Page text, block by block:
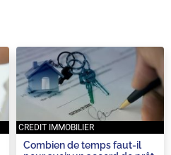
Combien de temps faut-il
CREDIT IMMOBILIER